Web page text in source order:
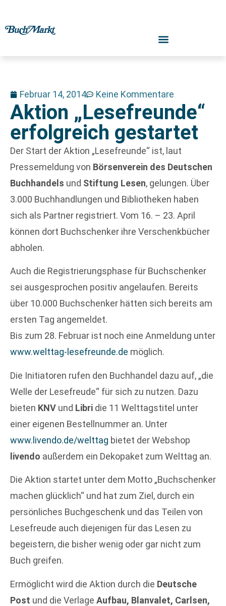
Februar 14, 2014 Keine Kommentare
Aktion „Lesefreunde“
erfolgreich gestartet
Der Start der Aktion „Lesefreunde“ ist, laut
Pressemeldung von Börsenverein des Deutschen
Buchhandels und Stiftung Lesen, gelungen. Über
3.000 Buchhandlungen und Bibliotheken haben
sich als Partner registriert. Vom 16. – 23. April
können dort Buchschenker ihre Verschenkbücher
abholen.
Auch die Registrierungsphase für Buchschenker
sei ausgesprochen positiv angelaufen. Bereits
über 10.000 Buchschenker hätten sich bereits am
ersten Tag angemeldet.
Bis zum 28. Februar ist noch eine Anmeldung unter
www.welttag-lesefreunde.de möglich.
Die Initiatoren rufen den Buchhandel dazu auf, „die
Welle der Lesefreude“ für sich zu nutzen. Dazu
bieten KNV und Libri die 11 Welttagstitel unter
einer eigenen Bestellnummer an. Unter
www.livendo.de/welttag bietet der Webshop
livendo außerdem ein Dekopaket zum Welttag an.
Die Aktion startet unter dem Motto „Buchschenker
machen glücklich“ und hat zum Ziel, durch ein
persönliches Buchgeschenk und das Teilen von
Lesefreude auch diejenigen für das Lesen zu
begeistern, die bisher wenig oder gar nicht zum
Buch greifen.
Ermöglicht wird die Aktion durch die Deutsche
Post und die Verlage Aufbau, Blanvalet, Carlsen,